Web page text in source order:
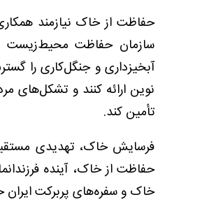
حفاظت از خاک نیازمند
سازمان حفاظت محیط‌زیست
آبخیزداری و جنگل‌کاری را
نوین ارائه کنند و تشکل‌های
تأمین کند.
فرسایش خاک، تهدیدی
حفاظت از خاک، آینده
خاک و سفره‌های پربرکت ایران